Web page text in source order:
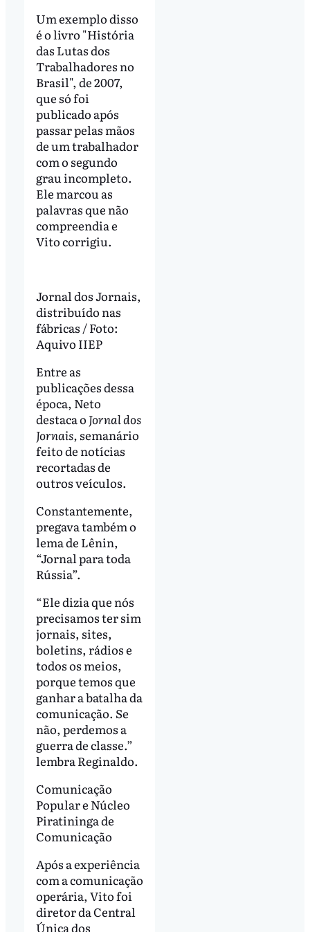
Um exemplo disso
é o livro "História
das Lutas dos
Trabalhadores no
Brasil", de 2007,
que só foi
publicado após
passar pelas mãos
de um trabalhador
com o segundo
grau incompleto.
Ele marcou as
palavras que não
compreendia e
Vito corrigiu.
Jornal dos Jornais,
distribuído nas
fábricas / Foto:
Aquivo IIEP
Entre as
publicações dessa
época, Neto
destaca o Jornal dos
Jornais, semanário
feito de notícias
recortadas de
outros veículos.
Constantemente,
pregava também o
lema de Lênin,
“Jornal para toda
Rússia”.
“Ele dizia que nós
precisamos ter sim
jornais, sites,
boletins, rádios e
todos os meios,
porque temos que
ganhar a batalha da
comunicação. Se
não, perdemos a
guerra de classe.”
lembra Reginaldo.
Comunicação
Popular e Núcleo
Piratininga de
Comunicação
Após a experiência
com a comunicação
operária, Vito foi
diretor da Central
Única dos